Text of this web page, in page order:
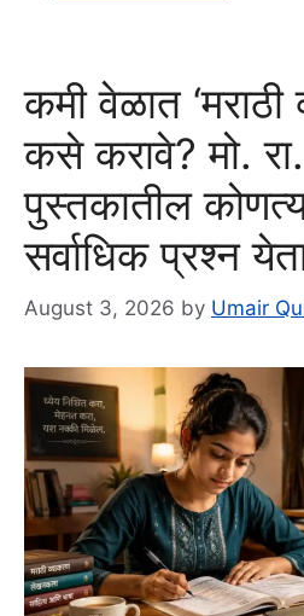
कमी वेळात ‘मराठी
कसे करावे? मो.
पुस्तकातील
सर्वाधिक प्रश्न
August 3, 2026 by Umair